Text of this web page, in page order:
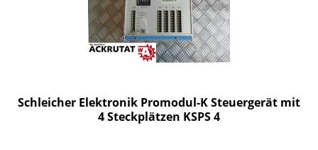
Schleicher Elektronik Promodul-K Steuergerät mit
4 Steckplätzen KSPS 4